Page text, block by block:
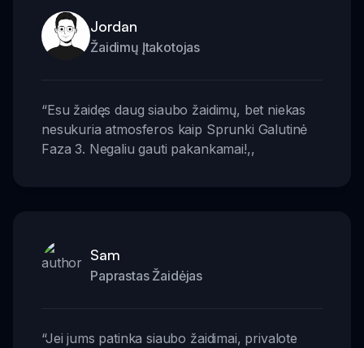
Jordan
Žaidimų Įtakotojas
“Esu žaidęs daug siaubo žaidimų, bet niekas
nesukuria atmosferos kaip Sprunki Galutinė
Faza 3. Negaliu gauti pakankamai!,,
Sam
Paprastas Žaidėjas
“Jei jums patinka siaubo žaidimai, privalote